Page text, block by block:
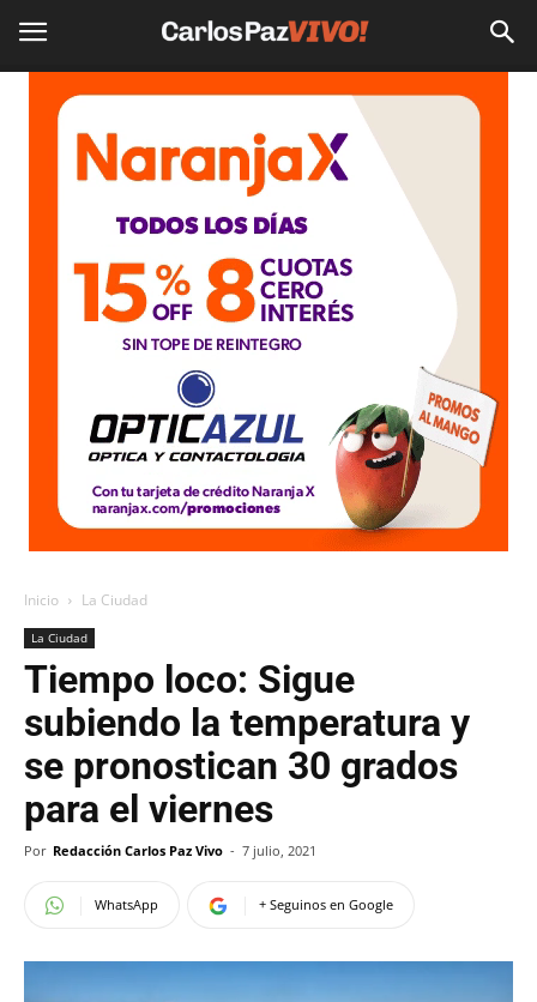
Inicio La Ciudad
La Ciudad
Tiempo loco: Sigue
subiendo la temperatura y
se pronostican 30 grados
para el viernes
Por Redacción Carlos Paz Vivo - 7 julio, 2021
WhatsApp + Seguinos en Google